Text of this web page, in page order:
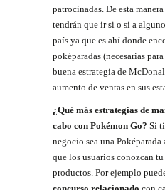
patrocinadas. De esta
tendrán que ir si o si a
país ya que es ahí donde
poképaradas (necesarias
buena estrategia de
aumento de ventas en sus
¿Qué más estrategias de
cabo con Pokémon Go? Si
negocio sea una
que los usuarios conozcan
productos. Por ejemplo